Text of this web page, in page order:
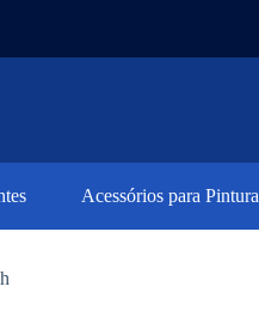
Acessórios para Pintura